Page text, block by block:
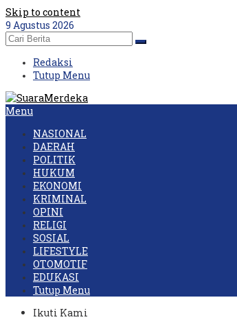
Skip to content
9 Agustus 2026
Redaksi
Tutup Menu
Menu
NASIONAL
DAERAH
POLITIK
HUKUM
EKONOMI
KRIMINAL
OPINI
RELIGI
SOSIAL
LIFESTYLE
OTOMOTIF
EDUKASI
Tutup Menu
Ikuti Kami